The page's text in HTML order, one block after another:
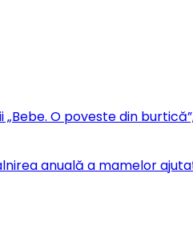
O poveste din
anuală a mamelor